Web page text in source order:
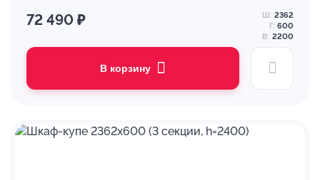
72 490 ₽ Ш: 2362
Г: 600
В: 2200
В корзину